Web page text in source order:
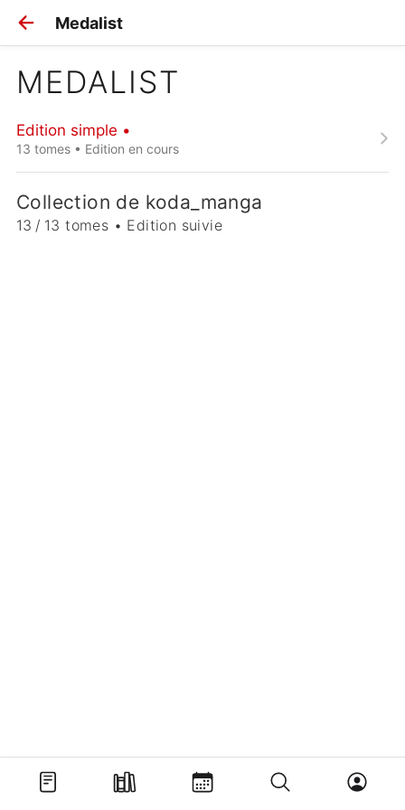
Medalist
MEDALIST
Edition simple •
13 tomes • Edition en cours
Collection de koda_manga
13 / 13 tomes • Edition suivie